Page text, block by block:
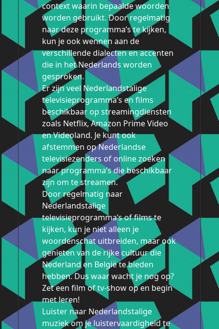
context waarin bepaalde woorden
worden gebruikt. Door regelmatig
naar deze programma’s te kijken,
kun je ook wennen aan de
verschillende dialecten en accenten
die in het Nederlands worden
gesproken.
Er zijn veel Nederlandstalige
televisieprogramma’s en films
beschikbaar op streamingdiensten
zoals Netflix, Amazon Prime Video
en Videoland. Je kunt ook
afstemmen op Nederlandse
televisiezenders of online zoeken
naar programma’s die beschikbaar
zijn om te streamen.
Door regelmatig naar
Nederlandstalige
televisieprogramma’s of films te
kijken, kun je niet alleen je
woordenschat uitbreiden, maar ook
genieten van de rijke cultuur die
Nederland en België te bieden
hebben. Dus waar wacht je nog op?
Zet een film of tv-show op en begin
met leren!
Luister naar Nederlandstalige
muziek om je luistervaardigheid te